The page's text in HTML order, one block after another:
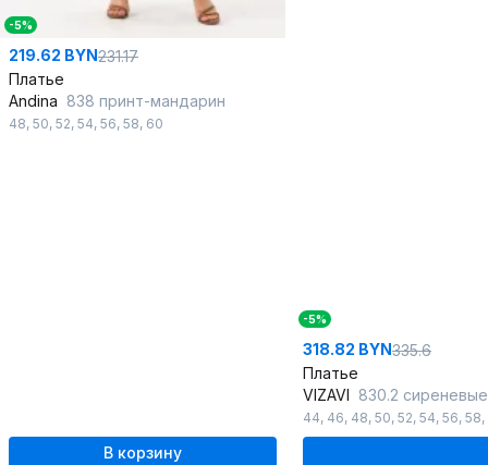
-5%
219.62 BYN231.17
Платье
Andina 838 принт-мандарин
48, 50, 52, 54, 56, 58, 60
В корзину
-5%
318.82 BYN335.6
Платье
VIZAVI 830.2
44, 46, 48, 50, 52, 54, 56, 58,